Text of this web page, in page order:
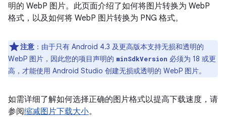
明的 WebP 图片。此页面介绍了如何将图片转换为 WebP
格式，以及如何将 WebP 图片转换为 PNG 格式。
注意 ：由于只有 Android 4.3 及更高版本支持无损和透明的
WebP 图片，因此您的项目声明的 minSdkVersion 必须为 18 或更
高，才能使用 Android Studio 创建无损或透明的 WebP 图片。
如需详细了解如何选择正确的图片格式以提高下载速度，请
参阅缩减图片下载大小。